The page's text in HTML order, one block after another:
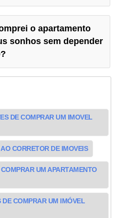
o apartamento
sonhos sem depender
DE COMPRAR UM IMOVEL
CORRETOR DE IMOVEIS
UM APARTAMENTO
COMPRAR UM IMÓVEL